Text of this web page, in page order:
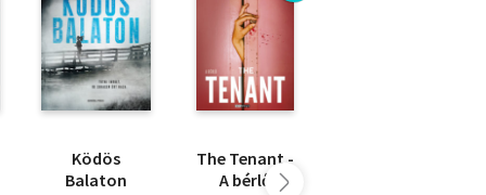
Ködös
Balaton
The Tenant -
A bérlő